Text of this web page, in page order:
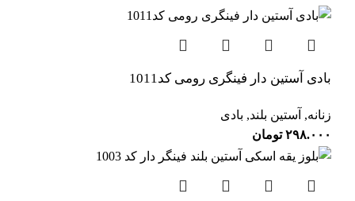
بادی آستین دار فینگری رومی کد1011
زنانه, آستین بلند, بادی
۲۹۸.۰۰۰ تومان